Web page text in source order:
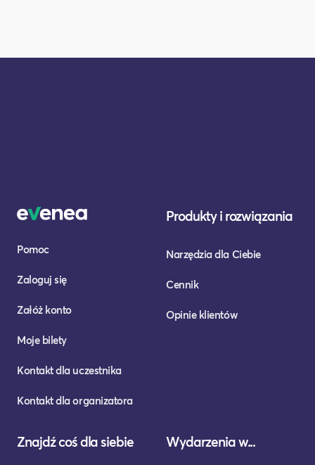
Pomoc
Zaloguj się
Załóż konto
Moje bilety
Kontakt dla uczestnika
Kontakt dla organizatora
Produkty i rozwiązania
Narzędzia dla Ciebie
Cennik
Opinie klientów
Znajdź coś dla siebie Wydarzenia w...